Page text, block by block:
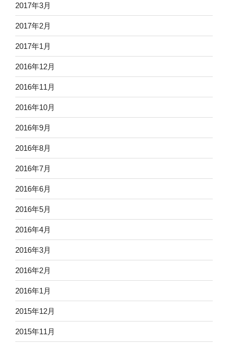
2017年3月
2017年2月
2017年1月
2016年12月
2016年11月
2016年10月
2016年9月
2016年8月
2016年7月
2016年6月
2016年5月
2016年4月
2016年3月
2016年2月
2016年1月
2015年12月
2015年11月